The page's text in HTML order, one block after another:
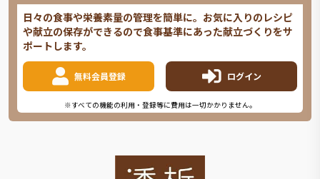
日々の食事や栄養素量の管理を簡単に。お気に入りのレシピ
や献立の保存ができるので食事基準にあった献立づくりをサ
ポートします。
無料会員登録 ログイン
※すべての機能の利用・登録等に費用は一切かかりません。